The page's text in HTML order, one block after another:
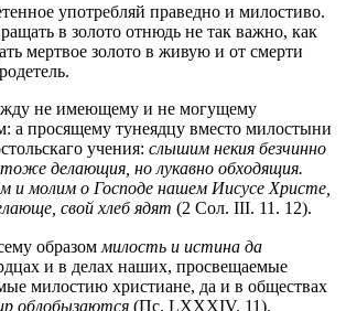
употребляй праведно и милостиво.
в золото отнюдь не так важно, как
мертвое золото в живую и от смерти
не имеющему и не могущему
а просящему тунеядцу вместо милостыни
учения: слышим некия безчинно
делающия, но лукавно обходящия.
и молим о Господе нашем Иисусе Христе,
свой хлеб ядят (2 Сол. III. 11. 12).
образом милость и истина да
и в делах наших, просвещаемые
милостию христиане, да и в обществах
облобызаются (Пс. LXXXIV. 11).